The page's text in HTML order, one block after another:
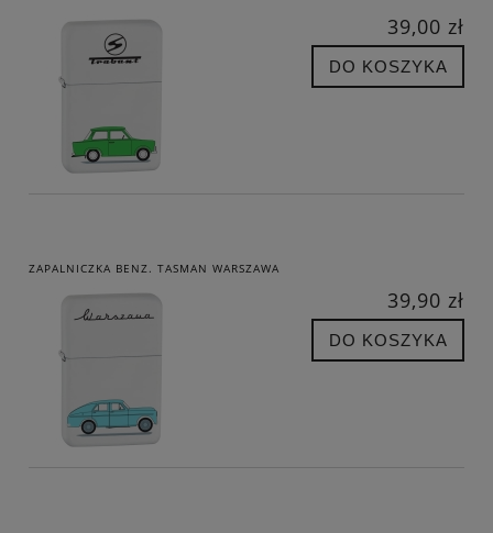
39,00 zł
DO KOSZYKA
ZAPALNICZKA BENZ. TASMAN WARSZAWA
39,90 zł
DO KOSZYKA